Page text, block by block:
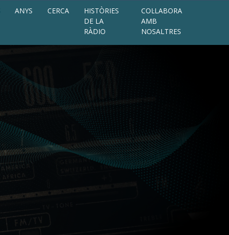
ANYS CERCA
HISTÒRIES
DE LA
RÀDIO
COL·LABORA
AMB
NOSALTRES